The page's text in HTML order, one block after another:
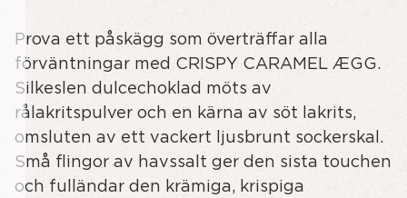
Prova ett påskägg som överträffar alla
förväntningar med CRISPY CARAMEL ÆGG.
Silkeslen dulcechoklad möts av
rålakritspulver och en kärna av söt lakrits,
omsluten av ett vackert ljusbrunt sockerskal.
Små flingor av havssalt ger den sista touchen
och fulländar den krämiga, krispiga